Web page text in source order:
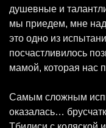
душевные и
мы приедем, мне
это одно из
посчастливилось
мамой, которая нас
Самым сложным
оказалась…